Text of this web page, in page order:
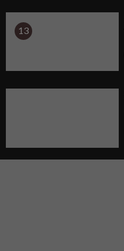
慶祝他的生日！
13